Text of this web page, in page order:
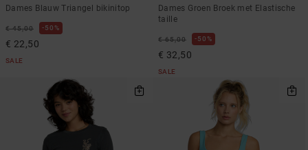
Dames Blauw Triangel bikinitop
€ 45,00 50%
€ 22,50
SALE
Dames Groen Broek met Elastische
taille
€ 65,00 50%
€ 32,50
SALE